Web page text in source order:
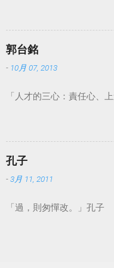
郭台銘
- 10月 07, 2013
「人才的三心：責任心、
孔子
-3月 11, 2011
「過，則匆憚改。」孔子